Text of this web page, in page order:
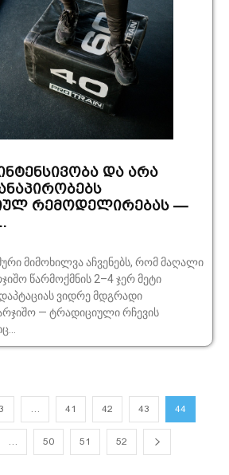
და არა
რემოდელირებას —
მიმოხილვა აჩვენებს, რომ მაღალი
წარმოქმნის 2–4 ჯერ მეტი
ვიდრე მდგრადი
— ტრადიციული რჩევის
3 … 41 42 43 44
… 50 51 52